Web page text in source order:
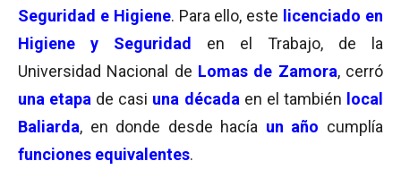
Seguridad e Higiene. Para ello, este licenciado en
Higiene y Seguridad
en el Trabajo, de la
Universidad Nacional de Lomas de Zamora, cerró
una etapa de casi una década en el también local
Baliarda, en donde desde hacía un año cumplía
funciones equivalentes.